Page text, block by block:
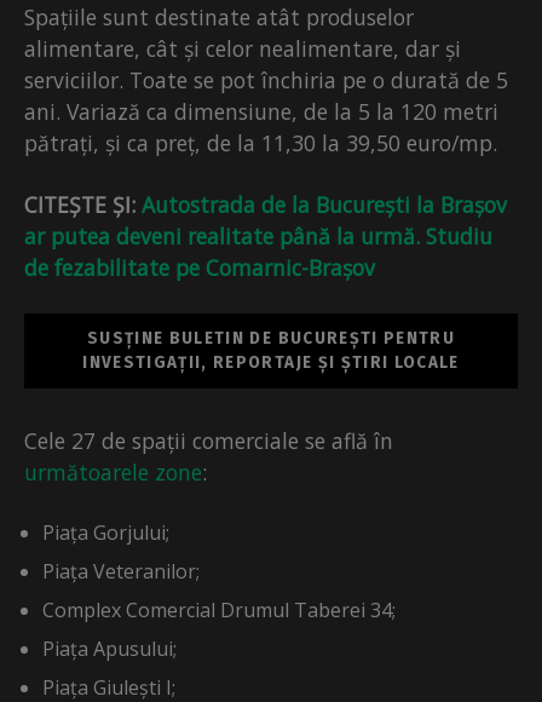
Spațiile sunt destinate atât produselor
alimentare, cât și celor nealimentare, dar și
serviciilor. Toate se pot închiria pe o durată de 5
ani. Variază ca dimensiune, de la 5 la 120 metri
pătrați, și ca preț, de la 11,30 la 39,50 euro/mp.
CITEȘTE ȘI: Autostrada de la București la Brașov
ar putea deveni realitate până la urmă. Studiu
de fezabilitate pe Comarnic-Brașov
SUSȚINE BULETIN DE BUCUREȘTI PENTRU
INVESTIGAȚII, REPORTAJE ȘI ȘTIRI LOCALE
Cele 27 de spații comerciale se află în
următoarele zone:
Piața Gorjului;
Piața Veteranilor;
Complex Comercial Drumul Taberei 34;
Piața Apusului;
Piața Giulești I;